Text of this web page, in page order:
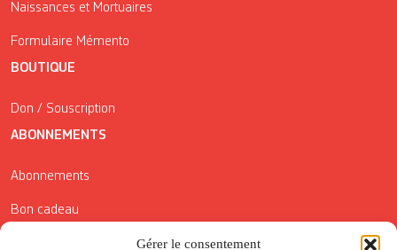
Gérer le consentement
Naissances et Mortuaires
Formulaire Mémento
BOUTIQUE
Don / Souscription
ABONNEMENTS
Abonnements
Bon cadeau
Conditions générales de vente